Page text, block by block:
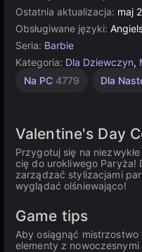
Ostatnia aktualizacja: maj
Obsługiwane języki:
Seria: Barbie
Kategoria: Dla Dziewczyn,
Na PC 4779 Dla
Urocze
Komputerowe
Jednoosobowe
Strategiczne
Proste
Randki
Multiplayer
Valentine's Day
Przygotuj się na
cię do urokliwego Paryża!
zarządzać stylizacjami
wyglądać olśniewająco!
Game tips
Aby osiągnąć
elementy z